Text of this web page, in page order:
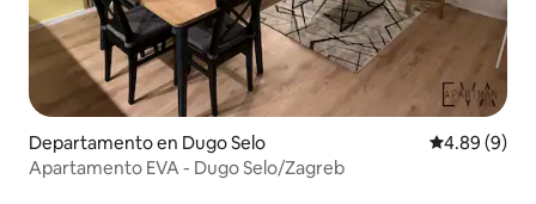
Departamento en Dugo Selo Calificación
4.89 (9)
Apartamento EVA - Dugo Selo/Zagreb